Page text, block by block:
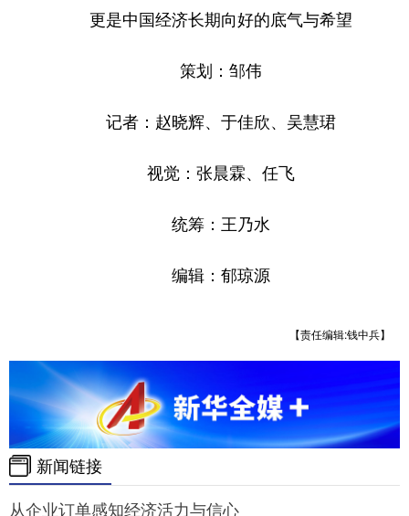
更是中国经济长期向好的底气与希望
策划：邹伟
记者：赵晓辉、于佳欣、吴慧珺
视觉：张晨霖、任飞
统筹：王乃水
编辑：郁琼源
【责任编辑:钱中兵】
新闻链接
从企业订单感知经济活力与信心